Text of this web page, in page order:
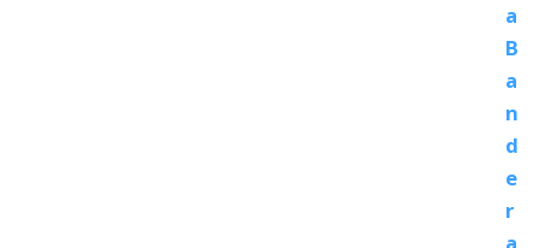
a
B
a
n
d
e
r